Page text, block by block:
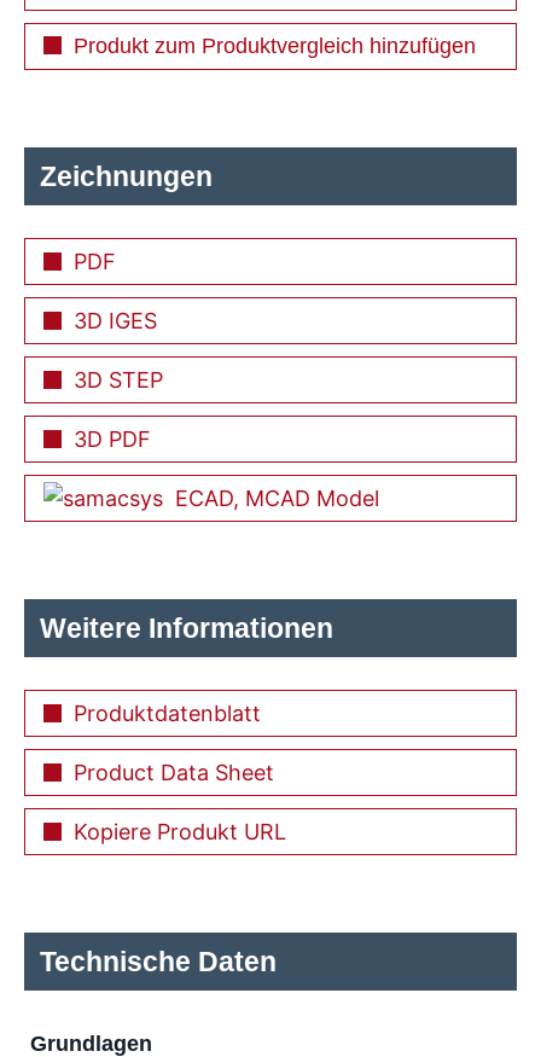
Zeichnungen
PDF
3D IGES
3D STEP
3D PDF
ECAD, MCAD Model
Weitere Informationen
Produktdatenblatt
Product Data Sheet
Kopiere Produkt URL
Produkt zum Produktvergleich hinzufügen
Technische Daten
Grundlagen